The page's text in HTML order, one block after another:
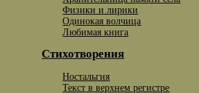
Физики и лирики
Одинокая волчица
Любимая книга
Стихотворения
Ностальгия
Текст в верхнем регистре